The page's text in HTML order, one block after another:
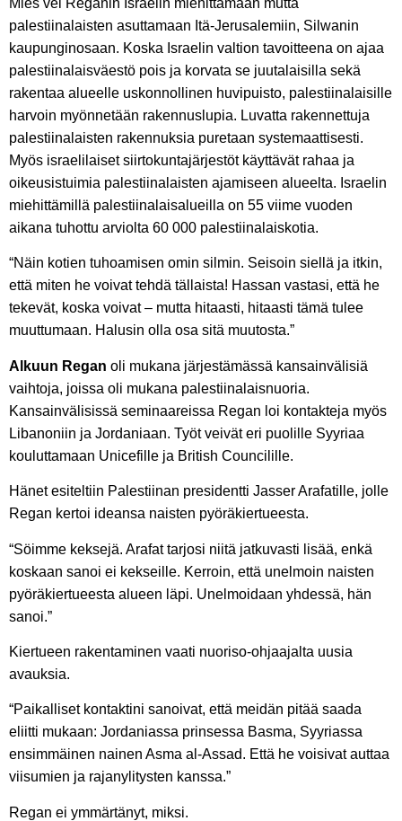
Mies vei Reganin Israelin miehittämään mutta
palestiinalaisten asuttamaan Itä-Jerusalemiin, Silwanin
kaupunginosaan. Koska Israelin valtion tavoitteena on ajaa
palestiinalaisväestö pois ja korvata se juutalaisilla sekä
rakentaa alueelle uskonnollinen huvipuisto, palestiinalaisille
harvoin myönnetään rakennuslupia. Luvatta rakennettuja
palestiinalaisten rakennuksia puretaan systemaattisesti.
Myös israelilaiset siirtokuntajärjestöt käyttävät rahaa ja
oikeusistuimia palestiinalaisten ajamiseen alueelta. Israelin
miehittämillä palestiinalaisalueilla on 55 viime vuoden
aikana tuhottu arviolta 60 000 palestiinalaiskotia.
“Näin kotien tuhoamisen omin silmin. Seisoin siellä ja itkin,
että miten he voivat tehdä tällaista! Hassan vastasi, että he
tekevät, koska voivat – mutta hitaasti, hitaasti tämä tulee
muuttumaan. Halusin olla osa sitä muutosta.”
Alkuun Regan oli mukana järjestämässä kansainvälisiä
vaihtoja, joissa oli mukana palestiinalaisnuoria.
Kansainvälisissä seminaareissa Regan loi kontakteja myös
Libanoniin ja Jordaniaan. Työt veivät eri puolille Syyriaa
kouluttamaan Unicefille ja British Councilille.
Hänet esiteltiin Palestiinan presidentti Jasser Arafatille, jolle
Regan kertoi ideansa naisten pyöräkiertueesta.
“Söimme keksejä. Arafat tarjosi niitä jatkuvasti lisää, enkä
koskaan sanoi ei kekseille. Kerroin, että unelmoin naisten
pyöräkiertueesta alueen läpi. Unelmoidaan yhdessä, hän
sanoi.”
Kiertueen rakentaminen vaati nuoriso-ohjaajalta uusia
avauksia.
“Paikalliset kontaktini sanoivat, että meidän pitää saada
eliitti mukaan: Jordaniassa prinsessa Basma, Syyriassa
ensimmäinen nainen Asma al-Assad. Että he voisivat auttaa
viisumien ja rajanylitysten kanssa.”
Regan ei ymmärtänyt, miksi.